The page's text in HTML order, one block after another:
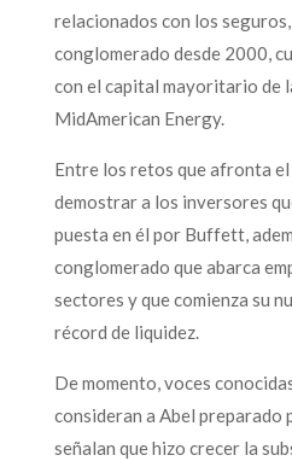
relacionados con los
conglomerado desde 2000,
con el capital mayoritario de
MidAmerican Energy.
Entre los retos que afronta
demostrar a los inversores
puesta en él por Buffett,
conglomerado que abarca
sectores y que comienza su
récord de liquidez.
De momento, voces
consideran a Abel preparado
señalan que hizo crecer la